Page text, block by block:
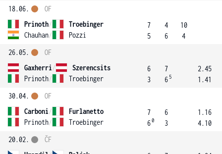
18.06.
Prinoth/
Troebinger
Chauhan/ Pozzi
OF
7
5
4
6
10
4
26.05.
Gaxherri/
Szerencsits
Prinoth/ Troebinger
OF
6
3
7
6 5
2.45
1.41
30.04.
Carboni/
Furlanetto
Prinoth/ Troebinger
OF
7
60
6
3
1.16
4.10
20.02.
ČF